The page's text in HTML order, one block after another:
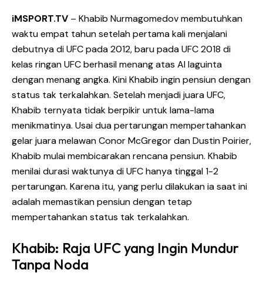
iMSPORT.TV – Khabib Nurmagomedov membutuhkan
waktu empat tahun setelah pertama kali menjalani
debutnya di UFC pada 2012, baru pada UFC 2018 di
kelas ringan UFC berhasil menang atas Al laguinta
dengan menang angka. Kini Khabib ingin pensiun dengan
status tak terkalahkan. Setelah menjadi juara UFC,
Khabib ternyata tidak berpikir untuk lama-lama
menikmatinya. Usai dua pertarungan mempertahankan
gelar juara melawan Conor McGregor dan Dustin Poirier,
Khabib mulai membicarakan rencana pensiun. Khabib
menilai durasi waktunya di UFC hanya tinggal 1-2
pertarungan. Karena itu, yang perlu dilakukan ia saat ini
adalah memastikan pensiun dengan tetap
mempertahankan status tak terkalahkan.
Khabib: Raja UFC yang Ingin Mundur
Tanpa Noda